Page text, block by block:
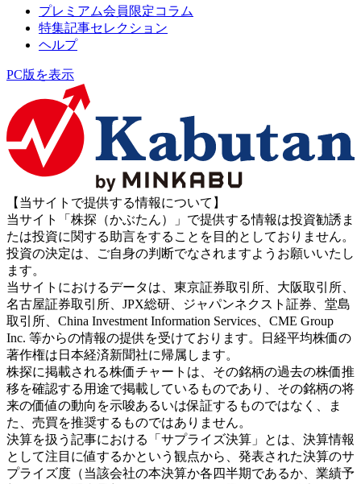
プレミアム会員限定コラム
特集記事セレクション
ヘルプ
PC版を表示
【当サイトで提供する情報について】
当サイト「株探（かぶたん）」で提供する情報は投資勧誘ま
たは投資に関する助言をすることを目的としておりません。
投資の決定は、ご自身の判断でなされますようお願いいたし
ます。
当サイトにおけるデータは、東京証券取引所、大阪取引所、
名古屋証券取引所、JPX総研、ジャパンネクスト証券、堂島
取引所、China Investment Information Services、CME Group
Inc. 等からの情報の提供を受けております。日経平均株価の
著作権は日本経済新聞社に帰属します。
株探に掲載される株価チャートは、その銘柄の過去の株価推
移を確認する用途で掲載しているものであり、その銘柄の将
来の価値の動向を示唆あるいは保証するものではなく、ま
た、売買を推奨するものではありません。
決算を扱う記事における「サプライズ決算」とは、決算情報
として注目に値するかという観点から、発表された決算のサ
プライズ度（当該会社の本決算か各四半期であるか、業績予